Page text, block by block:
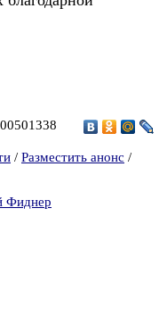
/ Разместить анонс /
Фиднер